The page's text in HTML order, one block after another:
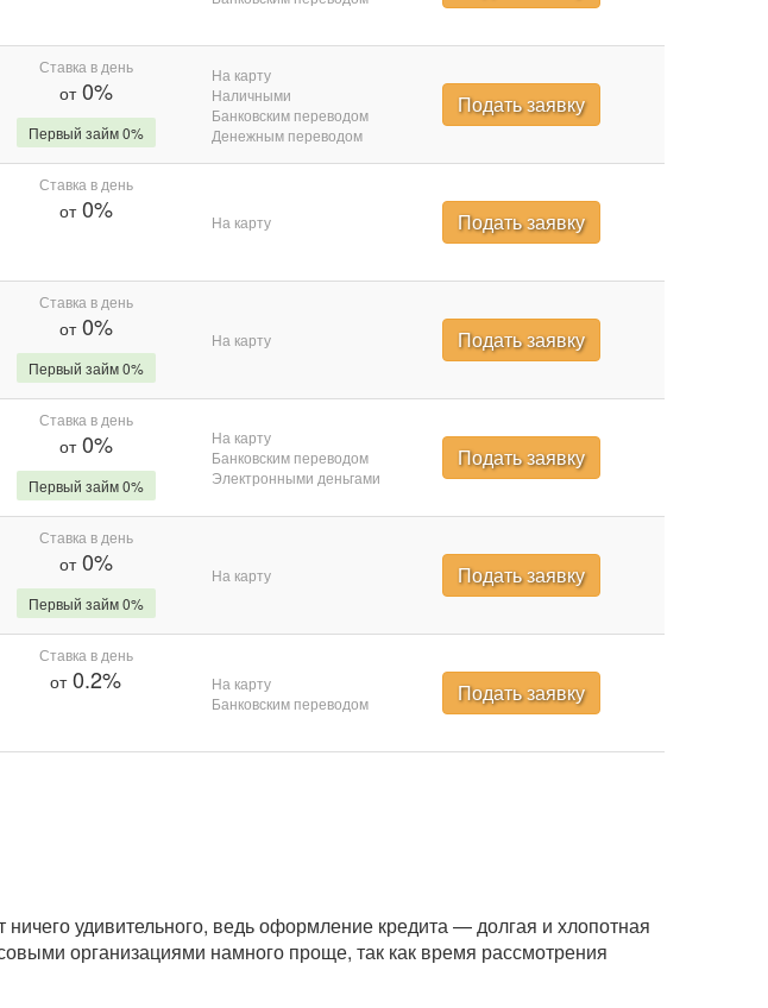
Ставка в день
от0%
Первый займ 0%
На карту
Наличными
Банковским переводом
Денежным переводом
Подать заявку
Ставка в день
от0% На карту Подать заявку
Ставка в день
от0%
Первый займ 0%
На карту Подать заявку
Ставка в день
от0%
Первый займ 0%
На карту
Банковским переводом
Электронными деньгами
Подать заявку
Ставка в день
от0%
Первый займ 0%
На карту Подать заявку
Ставка в день
от0.2%
На карту
Банковским переводом
Подать заявку
удивительного, ведь оформление кредита — долгая и хлопотная
организациями намного проще, так как время рассмотрения